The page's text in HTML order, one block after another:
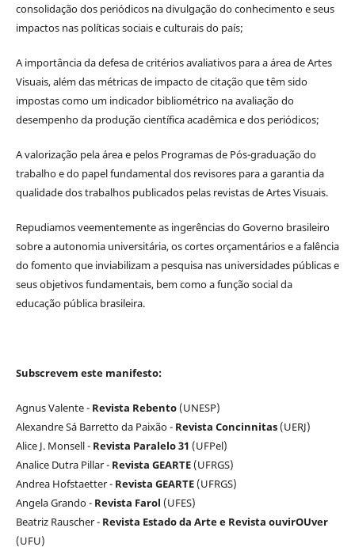
consolidação dos periódicos na divulgação do conhecimento e seus
impactos nas políticas sociais e culturais do país;
A importância da defesa de critérios avaliativos para a área de Artes
Visuais, além das métricas de impacto de citação que têm sido
impostas como um indicador bibliométrico na avaliação do
desempenho da produção científica acadêmica e dos periódicos;
A valorização pela área e pelos Programas de Pós-graduação do
trabalho e do papel fundamental dos revisores para a garantia da
qualidade dos trabalhos publicados pelas revistas de Artes Visuais.
Repudiamos veementemente as ingerências do Governo brasileiro
sobre a autonomia universitária, os cortes orçamentários e a falência
do fomento que inviabilizam a pesquisa nas universidades públicas e
seus objetivos fundamentais, bem como a função social da
educação pública brasileira.
Subscrevem este manifesto:
Agnus Valente - Revista Rebento (UNESP)
Alexandre Sá Barretto da Paixão - Revista Concinnitas (UERJ)
Alice J. Monsell - Revista Paralelo 31 (UFPel)
Analice Dutra Pillar - Revista GEARTE (UFRGS)
Andrea Hofstaetter - Revista GEARTE (UFRGS)
Angela Grando - Revista Farol (UFES)
Beatriz Rauscher - Revista Estado da Arte e Revista ouvirOUver
(UFU)